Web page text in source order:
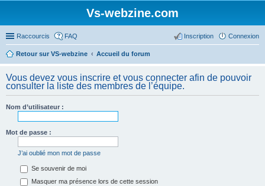
Vs-webzine.com
Raccourcis FAQ Connexion
Inscription
Retour sur VS-webzine Accueil du forum
Vous devez vous inscrire et vous connecter afin de pouvoir
consulter la liste des membres de l’équipe.
Nom d’utilisateur :
Mot de passe :
J’ai oublié mon mot de passe
Se souvenir de moi
Masquer ma présence lors de cette session